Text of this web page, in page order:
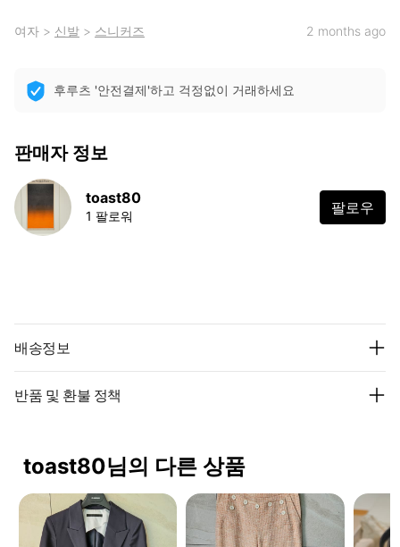
여자 > 신발 > 스니커즈 2 months ago
후루츠 '안전결제'하고 걱정없이 거래하세요
판매자 정보
toast80
1 팔로워 팔로우
배송정보
반품 및 환불 정책
toast80님의 다른 상품